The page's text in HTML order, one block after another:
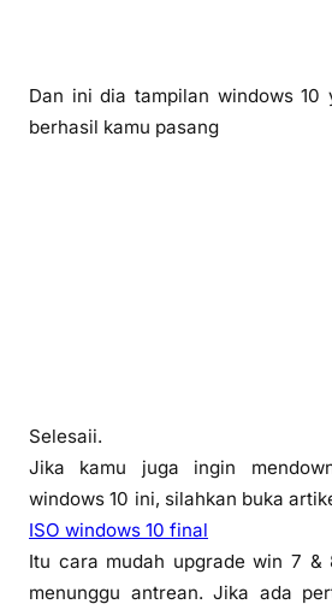
Dan ini dia tampilan windows 10
berhasil kamu pasang
Selesaii.
Jika kamu juga ingin
windows 10 ini, silahkan buka
ISO windows 10 final
Itu cara mudah upgrade win 7 &
menunggu antrean. Jika ada